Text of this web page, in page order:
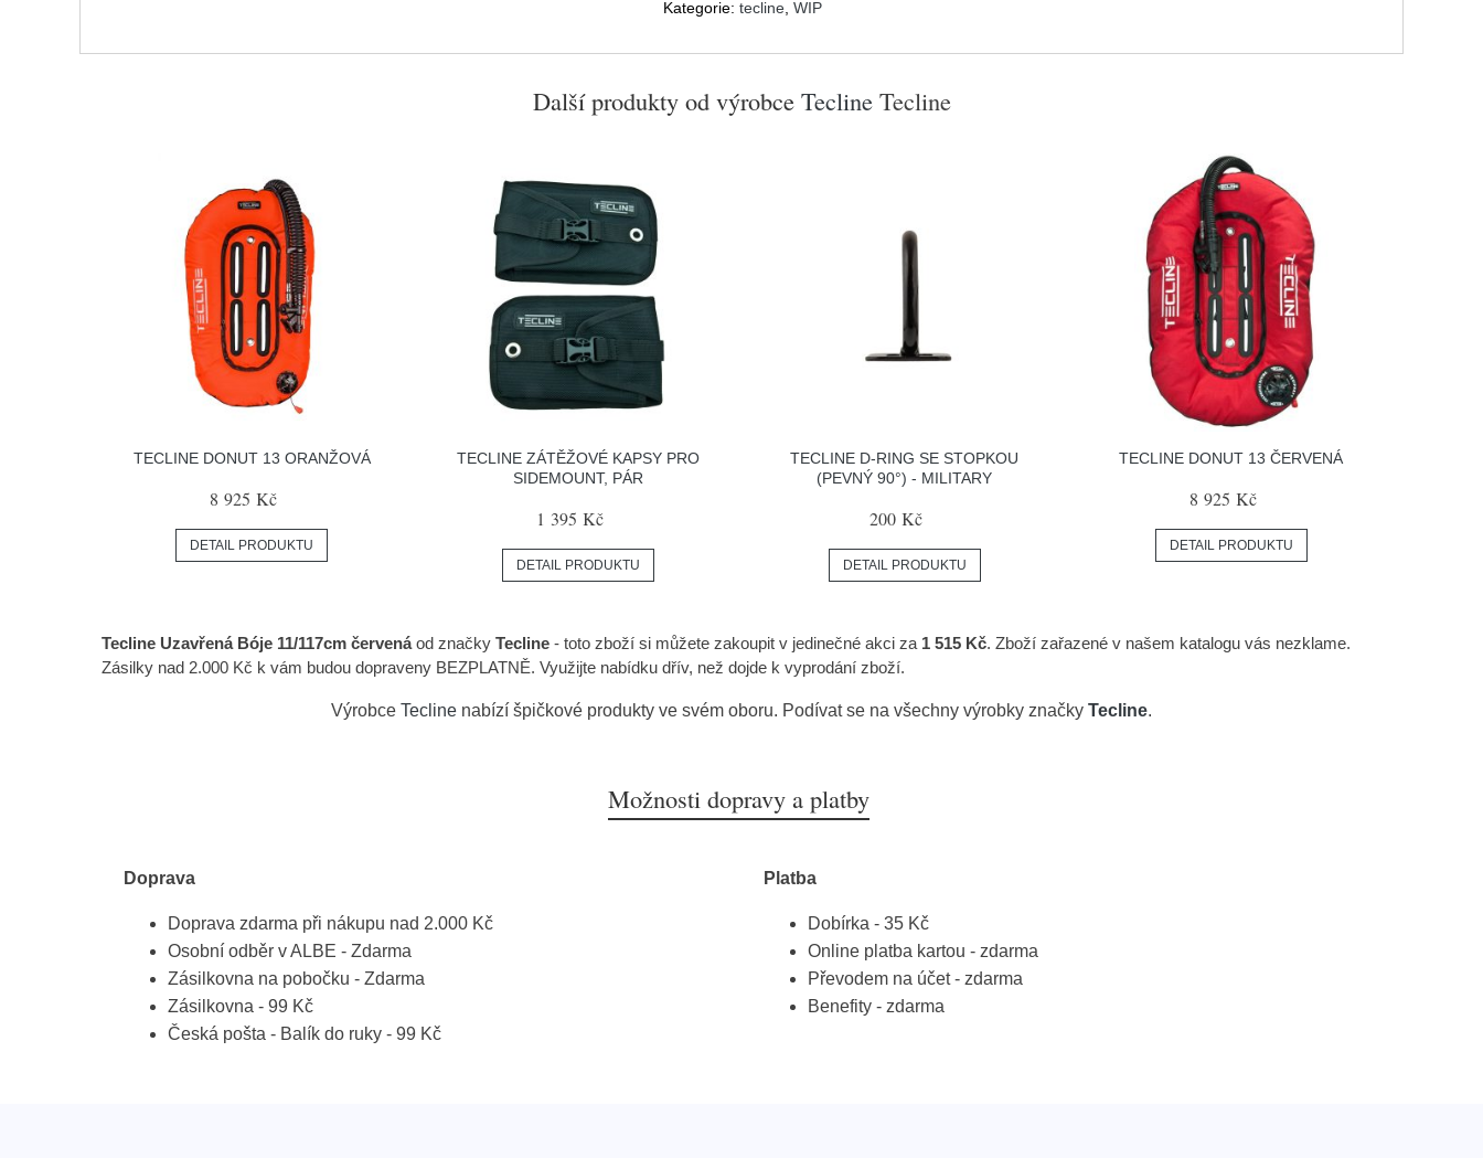
Kategorie: tecline WIP
Další produkty od výrobce Tecline Tecline
TECLINE DONUT 13 ORANŽOVÁ
8 925 Kč
DETAIL PRODUKTU
TECLINE ZÁTĚŽOVÉ KAPSY PRO
SIDEMOUNT, PÁR
1 395 Kč
DETAIL PRODUKTU
TECLINE D-RING SE STOPKOU
(PEVNÝ 90°) - MILITARY
200 Kč
DETAIL PRODUKTU
TECLINE DONUT 13 ČERVENÁ
8 925 Kč
DETAIL PRODUKTU
Tecline Uzavřená Bóje 11/117cm červenáod značky Tecline - toto zboží si můžete zakoupit v jedinečné akci za 1 515 Kč. Zboží zařazené v našem katalogu vás nezklame.
Zásilky nad 2.000 Kč k vám budou dopraveny BEZPLATNĚ. Využijte nabídku dřív, než dojde k vyprodání zboží.
Výrobce Tecline nabízí špičkové produkty ve svém oboru. Podívat se na všechny výrobky značky Tecline.
Možnosti dopravy a platby
Doprava
Doprava zdarma při nákupu nad 2.000 Kč
Osobní odběr v ALBE - Zdarma
Zásilkovna na pobočku - Zdarma
Zásilkovna - 99 Kč
Česká pošta - Balík do ruky - 99 Kč
Platba
Dobírka - 35 Kč
Online platba kartou - zdarma
Převodem na účet - zdarma
Benefity - zdarma